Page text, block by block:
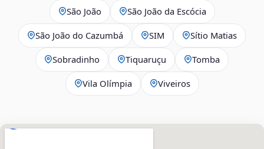
São João São João da Escócia
São João do Cazumbá SIM Sítio Matias
Sobradinho Tiquaruçu Tomba
Vila Olímpia Viveiros